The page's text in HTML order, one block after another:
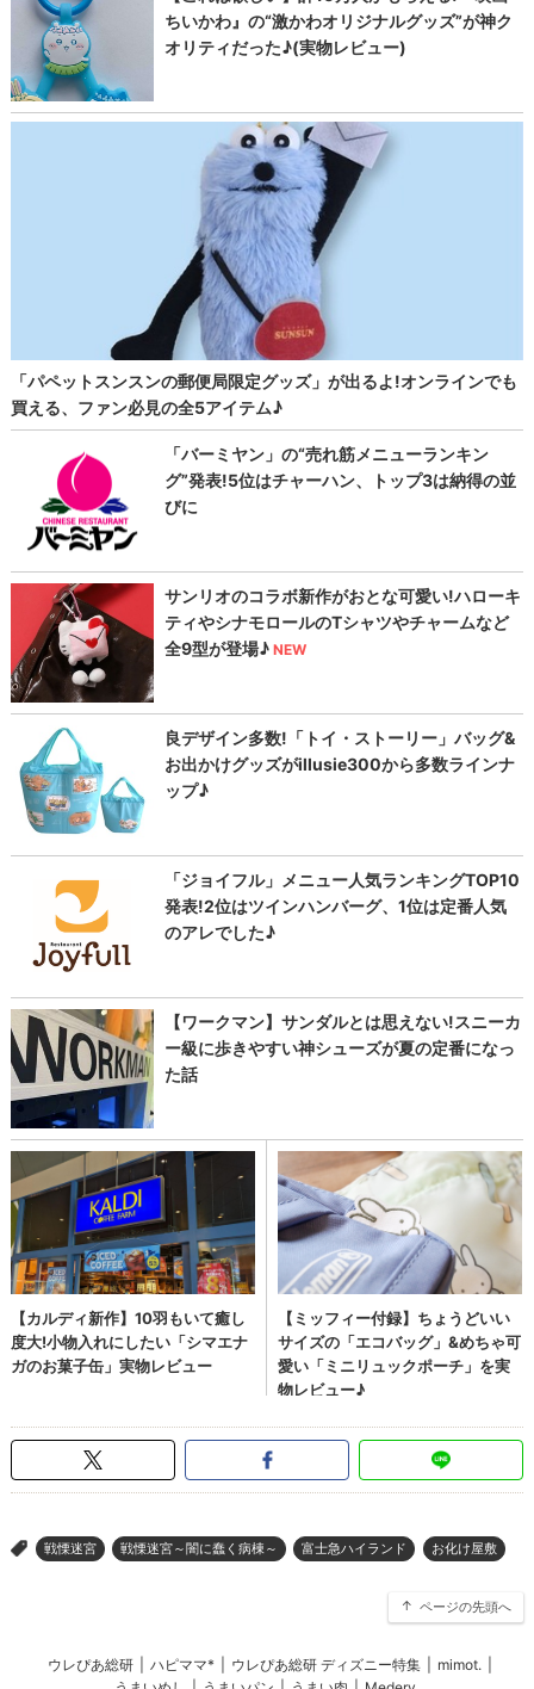
> 戦慄迷宮 戦慄迷宮～闇に蠢く病棟～ 富士急ハイランド お化け屋敷
ページの先頭へ
ウレぴあ総研 ハピママ* ウレぴあ総研 ディズニー特集 mimot.